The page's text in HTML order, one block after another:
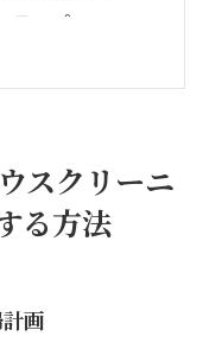
テップ
た業務効率化
ィードバック活
めの環境配慮
戦略
が実現する地域
のメリット
スクリーニ
る方法
画